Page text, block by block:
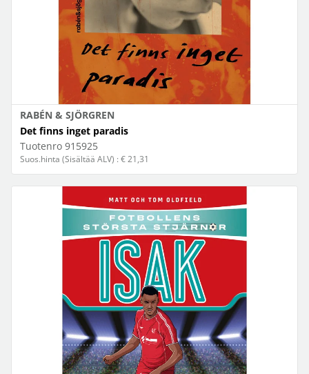
RABÉN & SJÖRGREN
Det finns inget paradis
Tuotenro 915925
Suos.hinta (Sisältää ALV) : € 21,31